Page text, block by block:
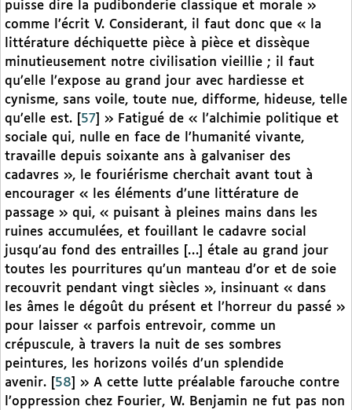
puisse dire la pudibonderie classique et morale »
comme l’écrit V. Considerant, il faut donc que « la
littérature déchiquette pièce à pièce et dissèque
minutieusement notre civilisation vieillie ; il faut
qu’elle l’expose au grand jour avec hardiesse et
cynisme, sans voile, toute nue, difforme, hideuse, telle
qu’elle est.
57
» Fatigué de « l’alchimie politique et
sociale qui, nulle en face de l’humanité vivante,
travaille depuis soixante ans à galvaniser des
cadavres », le fouriérisme cherchait avant tout à
encourager « les éléments d’une littérature de
passage » qui, « puisant à pleines mains dans les
ruines accumulées, et fouillant le cadavre social
jusqu’au fond des entrailles […] étale au grand jour
toutes les pourritures qu’un manteau d’or et de soie
recouvrit pendant vingt siècles », insinuant « dans
les âmes le dégoût du présent et l’horreur du passé »
pour laisser « parfois entrevoir, comme un
crépuscule, à travers la nuit de ses sombres
peintures, les horizons voilés d’un splendide
avenir.
58
» A cette lutte préalable farouche contre
l’oppression chez Fourier, W. Benjamin ne fut pas non